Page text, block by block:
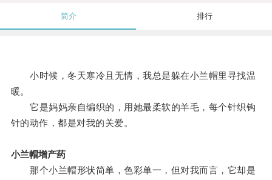
简介 排行
小时候，冬天寒冷且无情，我总是躲在小兰帽里寻找温
暖。
它是妈妈亲自编织的，用她最柔软的羊毛，每个针织钩
针的动作，都是对我的关爱。
小兰帽增产药
那个小兰帽形状简单，色彩单一，但对我而言，它却是